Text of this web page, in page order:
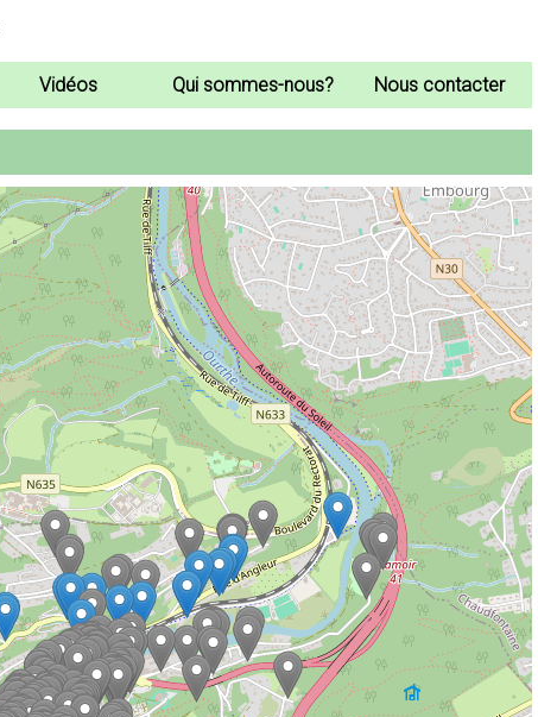
Vidéos Qui sommes-nous? Nous contacter